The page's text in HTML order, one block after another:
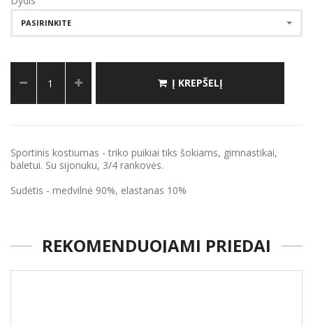
PASIRINKITE
Į KREPŠELĮ
Sportinis kostiumas - triko puikiai tiks šokiams, gimnastikai,
baletui. Su sijonuku, 3/4 rankovės.
Sudėtis - medvilnė 90%, elastanas 10%
REKOMENDUOJAMI PRIEDAI